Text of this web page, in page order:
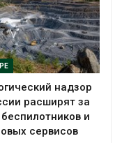
надзор
расширят за
и
сервисов